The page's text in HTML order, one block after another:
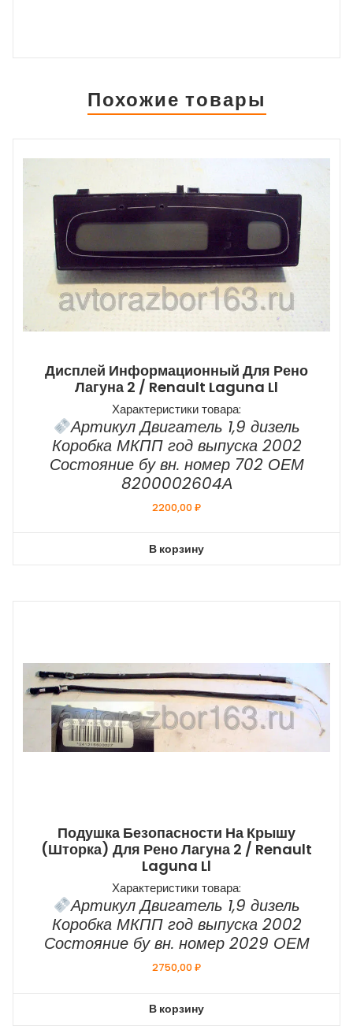
Похожие товары
Дисплей Информационный Для Рено
Лагуна 2 / Renault Laguna Ll
Характеристики товара:
Артикул Двигатель 1,9 дизель
Коробка МКПП год выпуска 2002
Состояние бу вн. номер 702 ОЕМ
8200002604А
2200,00₽
В корзину
Подушка Безопасности На Крышу
(шторка) Для Рено Лагуна 2 / Renault
Laguna Ll
Характеристики товара:
Артикул Двигатель 1,9 дизель
Коробка МКПП год выпуска 2002
Состояние бу вн. номер 2029 ОЕМ
2750,00₽
В корзину